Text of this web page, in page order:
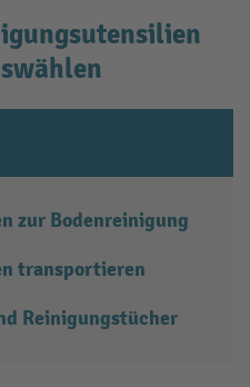
zur Bodenreinigung
transportieren
Reinigungstücher